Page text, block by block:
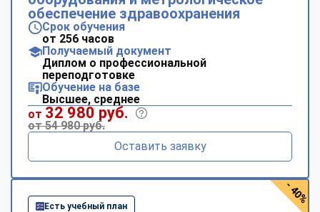
обеспечение здравоохранения
Срок обучения
от 256 часов
Получаемый документ
Диплом о профессиональной
переподготовке
Обучение на базе
Высшее, среднее
от 32 980 руб.
от 54 980 руб.
Оставить заявку
Есть учебный план
- 40%